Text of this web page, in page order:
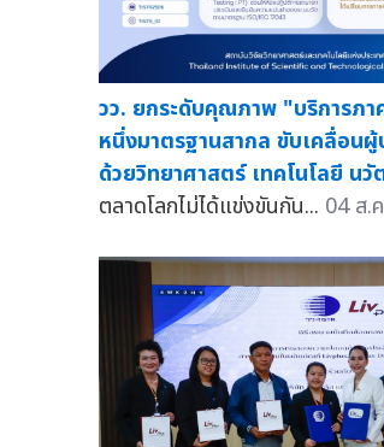
วว. ยกระดับคุณภาพ "บริการภ
หนึ่งมาตรฐานสากล ขับเคลื่อนผู้
ด้วยวิทยาศาสตร์ เทคโนโลยี นวั
ตลาดโลกไม่ได้แข่งขันกัน... 04 ส.